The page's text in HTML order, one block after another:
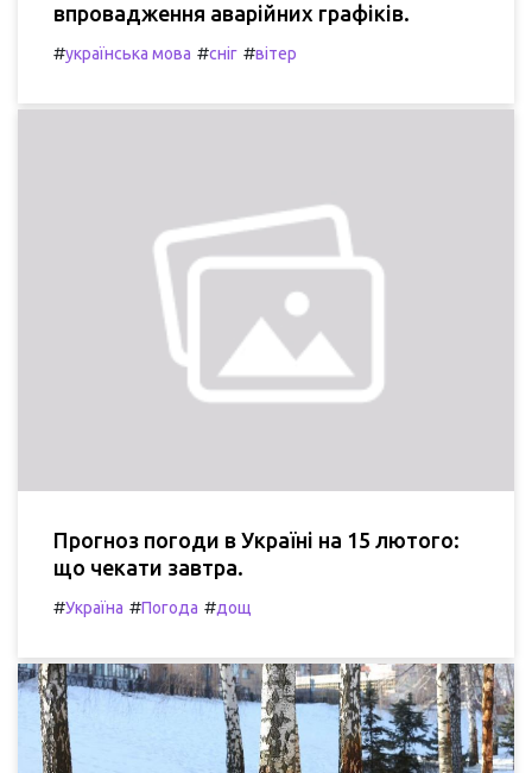
впровадження аварійних графіків.
#українська мова #сніг #вітер
Прогноз погоди в Україні на 15 лютого:
що чекати завтра.
#Україна #Погода #дощ